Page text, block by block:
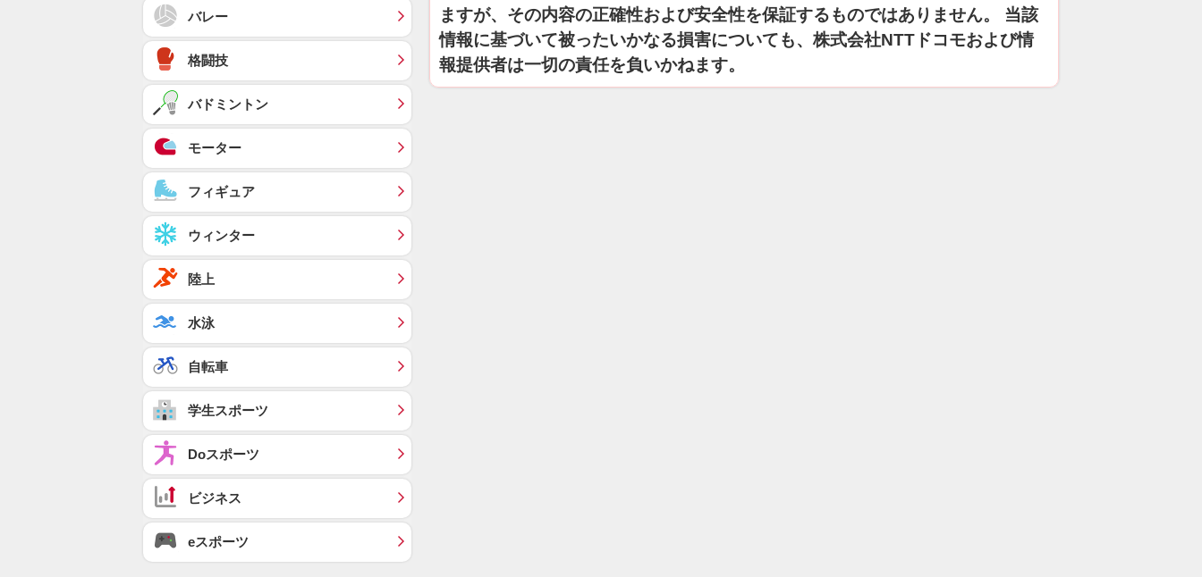
ますが、その内容の正確性および安全性を保証するものではありません。 当該
情報に基づいて被ったいかなる損害についても、株式会社NTTドコモおよび情
報提供者は一切の責任を負いかねます。
バレー
格闘技
バドミントン
モーター
フィギュア
ウィンター
陸上
水泳
自転車
学生スポーツ
Doスポーツ
ビジネス
eスポーツ